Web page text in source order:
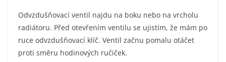
Odvzdušňovací ventil najdu na boku nebo na vrcholu
radiátoru. Před otevřením ventilu se ujistím, že mám po
ruce odvzdušňovací klíč. Ventil začnu pomalu otáčet
proti směru hodinových ručiček.